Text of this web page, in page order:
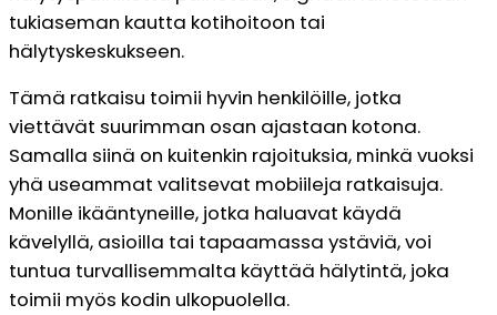
tukiaseman kautta kotihoitoon tai
hälytyskeskukseen.
Tämä ratkaisu toimii hyvin henkilöille, jotka
viettävät suurimman osan ajastaan kotona.
Samalla siinä on kuitenkin rajoituksia, minkä vuoksi
yhä useammat valitsevat mobiileja ratkaisuja.
Monille ikääntyneille, jotka haluavat käydä
kävelyllä, asioilla tai tapaamassa ystäviä, voi
tuntua turvallisemmalta käyttää hälytintä, joka
toimii myös kodin ulkopuolella.